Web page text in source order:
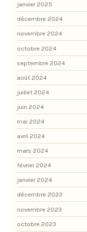
janvier 2025
décembre 2024
novembre 2024
octobre 2024
septembre 2024
août 2024
juillet 2024
juin 2024
mai 2024
avril 2024
mars 2024
février 2024
janvier 2024
décembre 2023
novembre 2023
octobre 2023